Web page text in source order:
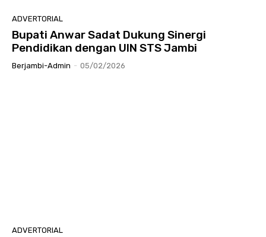
ADVERTORIAL
Bupati Anwar Sadat Dukung Sinergi
Pendidikan dengan UIN STS Jambi
Berjambi-Admin - 05/02/2026
ADVERTORIAL